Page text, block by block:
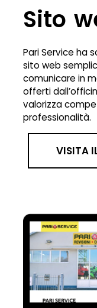
Sito
Pari Service ha
sito web
comunicare in
offerti
valorizza
professionalità.
VISITA